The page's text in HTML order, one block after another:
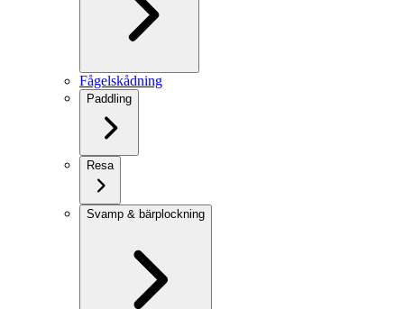
Fågelskådning
Paddling
Resa
Svamp & bärplockning